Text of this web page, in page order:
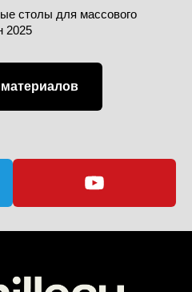
столы для массового
2025